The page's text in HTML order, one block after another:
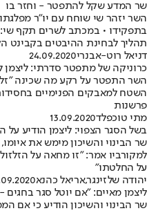
שר המדע שקל להתפטר - וחזר בו
השר יזהר שי שוחח עם יו"ר
בתפקידו • במכתב לשרים תקף
תהליך לבחינת ההיבטים בקבינט
דניאל רוט-אבנרי24.09.2020
כרוניקה של מתפטר סדרתי:
השר התפטר על רקע מה שכינה
השטח למאבקים הפנימיים
פרשנות
מתי טוכפלד13.09.2020
בשל הסגר הצפוי: ליצמן הודיע
שר הבינוי והשיכון מימש את
למקורביו אמר: "זו מחאה על
על החלטתו"
יהודה שלזינגר,אריאל כהנא
ליצמן מאיים: "אם יוטל סגר
שר הבינוי והשיכון הודיע כי